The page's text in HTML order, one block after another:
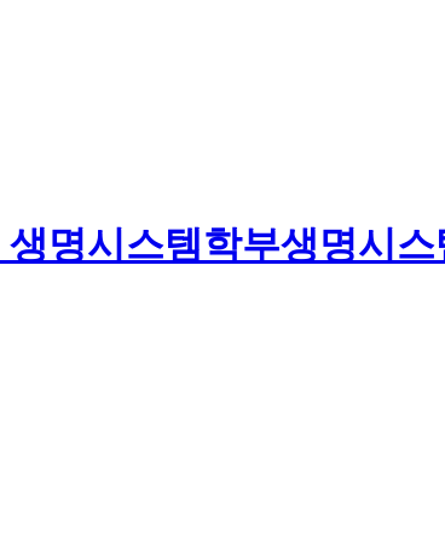
생명시스템학부생명시